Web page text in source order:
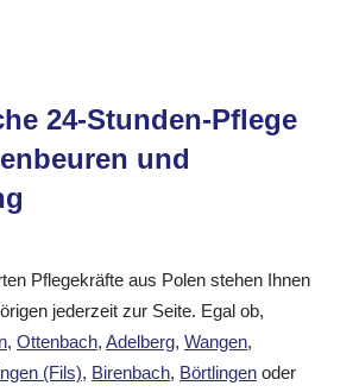
24-Stunden-Pflege
und
Pflegekräfte aus Polen stehen Ihnen
jederzeit zur Seite. Egal ob,
, Ottenbach, Adelberg, Wangen,
(Fils), Birenbach, Börtlingen oder